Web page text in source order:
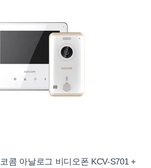
코콤 아날로그 비디오폰 KCV-S701 +